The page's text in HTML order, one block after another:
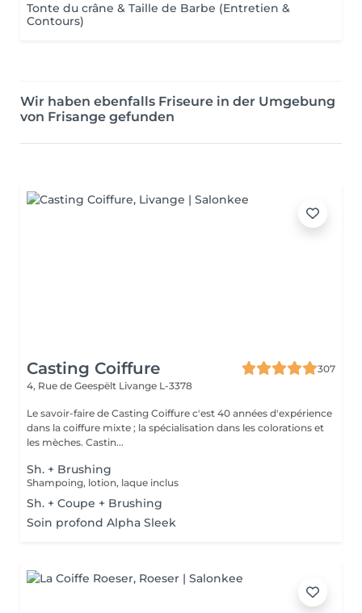
Tonte du crâne & Taille de Barbe (Entretien &
Contours)
Wir haben ebenfalls Friseure in der Umgebung
von Frisange gefunden
Casting Coiffure
307
4, Rue de Geespëlt Livange L-3378
Le savoir-faire de Casting Coiffure c'est 40 années d'expérience
dans la coiffure mixte ; la spécialisation dans les colorations et
les mèches. Castin...
Sh. + Brushing
Shampoing, lotion, laque inclus
Sh. + Coupe + Brushing
Soin profond Alpha Sleek